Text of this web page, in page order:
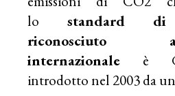
lo standard di
internazionale
è
introdotto nel 2003 da